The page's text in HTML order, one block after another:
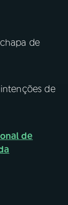
de
de
de